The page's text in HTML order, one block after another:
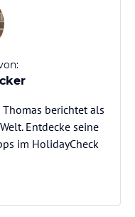
berichtet als
Entdecke seine
im HolidayCheck